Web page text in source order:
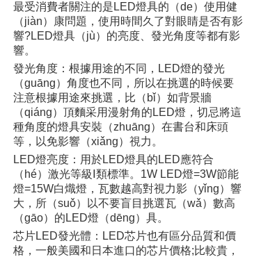
最受消費者關注的是LED燈具的（de）使用健
（jiàn）康問題，使用時間久了對眼睛是否有影
響?LED燈具（jù）的亮度、發光角度等都有影
響。
發光角度：根據用途的不同，LED燈的發光
（guāng）角度也不同，所以在挑選的時候要
注意根據用途來挑選，比（bǐ）如背景牆
（qiáng）頂麵采用漫射角的LED燈，切忌將這
種角度的燈具安裝（zhuāng）在書台和床頭
等，以免影響（xiǎng）視力。
LED燈亮度：用於LED燈具的LED應符合
（hé）激光等級Ⅰ類標準。1W LED燈=3W節能
燈=15W白熾燈，瓦數越高對視力影（yǐng）響
大，所（suǒ）以不要盲目挑選瓦（wǎ）數高
（gāo）的LED燈（dēng）具。
芯片LED發光體：LED芯片也有區分品質和價
格，一般美國和日本進口的芯片價格;比較貴，